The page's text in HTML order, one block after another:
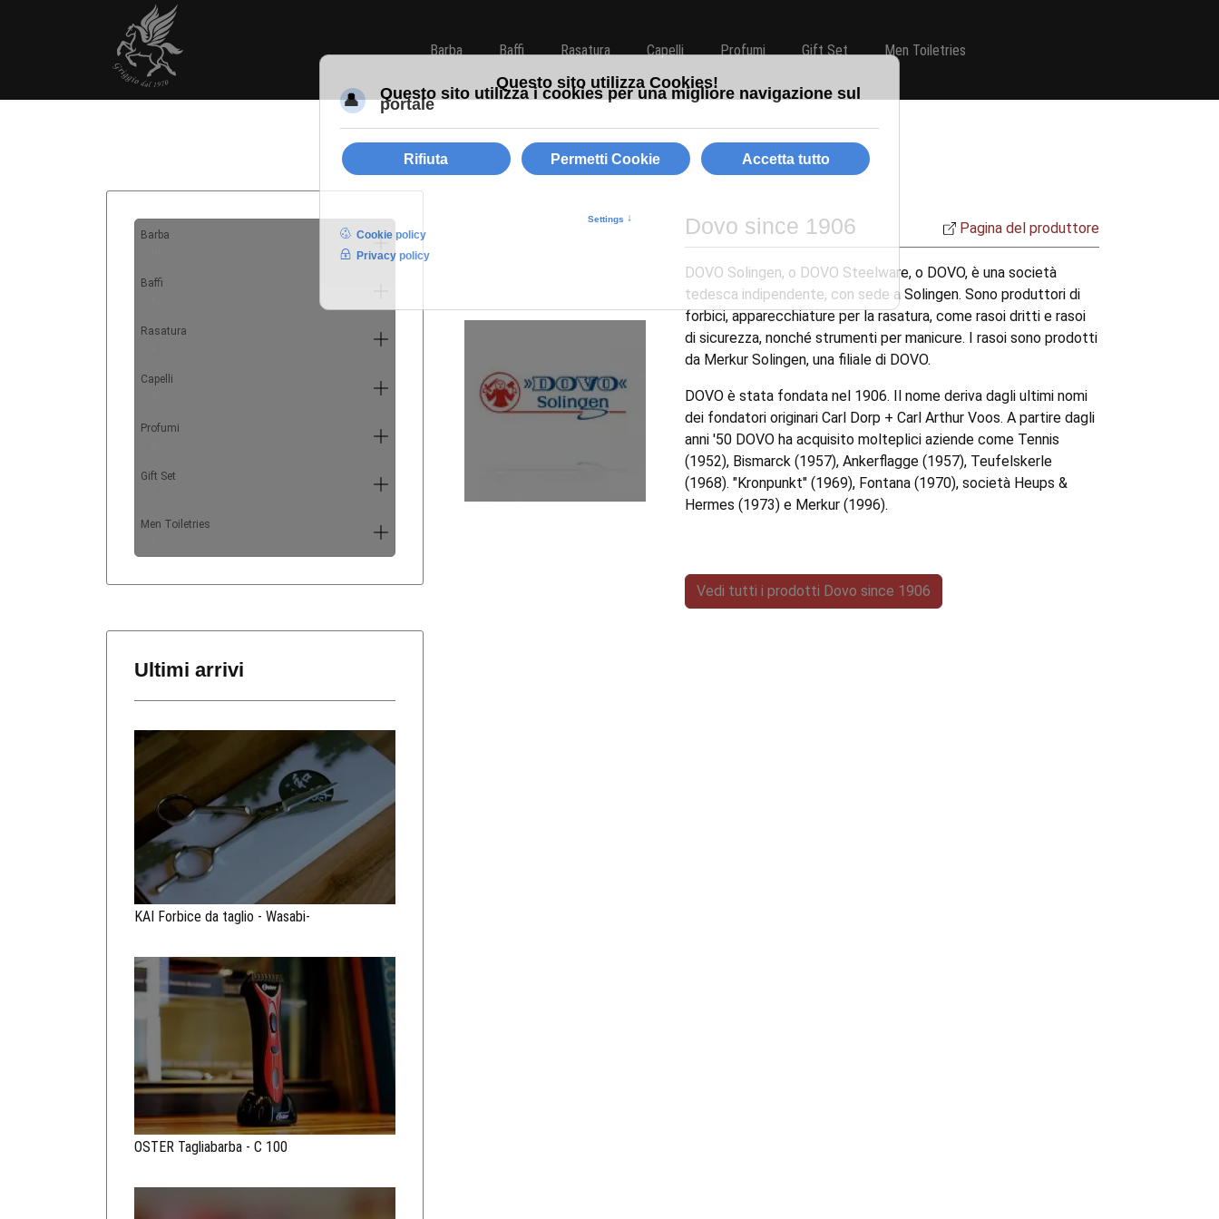
Barba Baffi Rasatura Capelli Profumi Gift Set Men Toiletries
Barba
Baffi
Rasatura
Capelli
Profumi
Gift Set
Men Toiletries
Ultimi arrivi
KAI Forbice da taglio - Wasabi-
OSTER Tagliabarba - C 100
Dovo since 1906 Pagina del produttore
DOVO Solingen, o DOVO Steelware, o DOVO, è una società
tedesca indipendente, con sede a Solingen. Sono produttori di
forbici, apparecchiature per la rasatura, come rasoi dritti e rasoi
di sicurezza, nonché strumenti per manicure. I rasoi sono prodotti
da Merkur Solingen, una filiale di DOVO.
DOVO è stata fondata nel 1906. Il nome deriva dagli ultimi nomi
dei fondatori originari Carl Dorp + Carl Arthur Voos. A partire dagli
anni '50 DOVO ha acquisito molteplici aziende come Tennis
(1952), Bismarck (1957), Ankerflagge (1957), Teufelskerle
(1968). "Kronpunkt" (1969), Fontana (1970), società Heups &
Hermes (1973) e Merkur (1996).
Vedi tutti i prodotti Dovo since 1906